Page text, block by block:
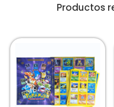
Productos